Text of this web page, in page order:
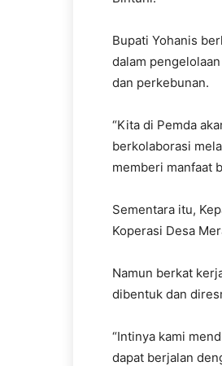
Bupati Yohanis
dalam
dan perkebunan.
“Kita di Pemda
berkolaborasi
memberi manfaat
Sementara itu,
Koperasi Desa
Namun berkat
dibentuk dan
“Intinya kami
dapat berjalan